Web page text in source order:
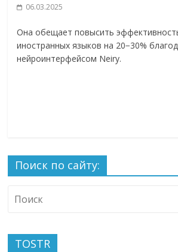
06.03.2025
Она обещает повысить
иностранных языков на 20−30%
нейроинтерфейсом Neiry.
Поиск по сайту:
TOSTR